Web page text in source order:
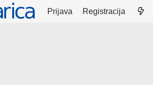
Prijava Registracija